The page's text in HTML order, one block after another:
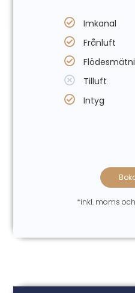
Imkanal
Frånluft
Tilluft
Intyg
*inkl. moms